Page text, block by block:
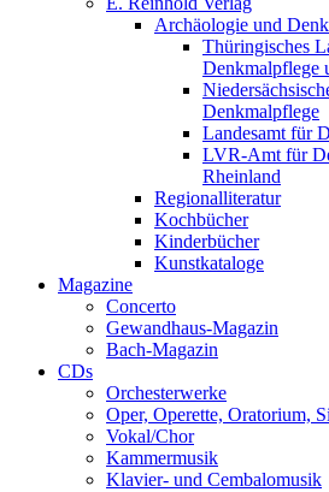
Archäologie und
Thüringisches
Denkmalpflege
Denkmalpflege
Landesamt für
LVR-Amt für
Rheinland
Regionalliteratur
Kochbücher
Kinderbücher
Kunstkataloge
Magazine
Concerto
Gewandhaus-Magazin
Bach-Magazin
CDs
Orchesterwerke
Oper, Operette, Oratorium,
Vokal/Chor
Kammermusik
Klavier- und Cembalomusik